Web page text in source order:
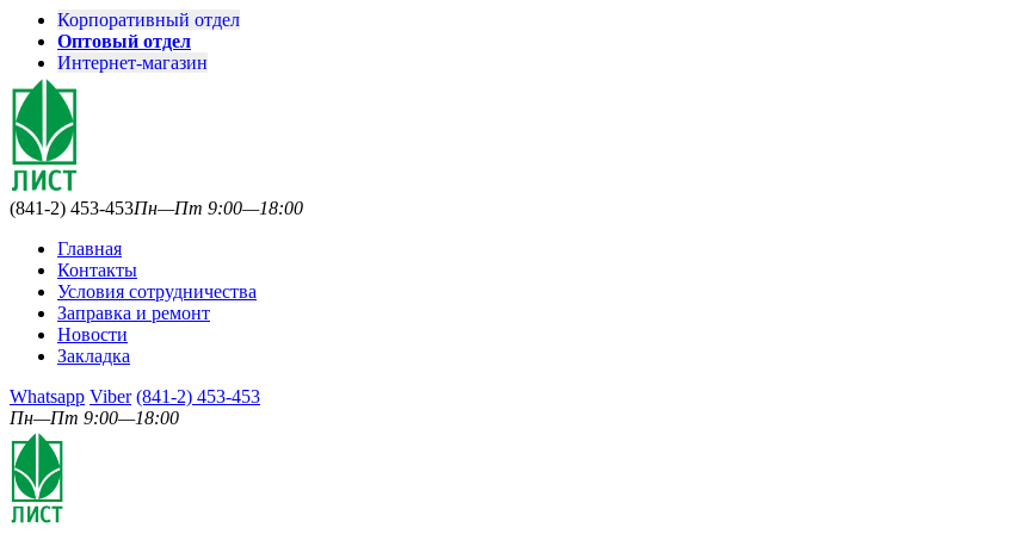
Корпоративный отдел
Оптовый отдел
Интернет-магазин
(841-2) 453-453Пн—Пт 9:00—18:00
Главная
Контакты
Условия сотрудничества
Заправка и ремонт
Новости
Закладка
Whatsapp Viber (841-2) 453-453
Пн—Пт 9:00—18:00